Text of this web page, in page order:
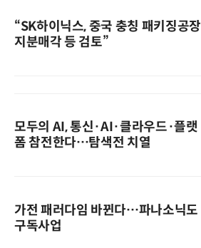
“SK하이닉스, 중국 충칭 패키징공장
지분매각 등 검토”
모두의 AI, 통신·AI·클라우드·플랫
폼 참전한다…탐색전 치열
가전 패러다임 바뀐다…파나소닉도
구독사업